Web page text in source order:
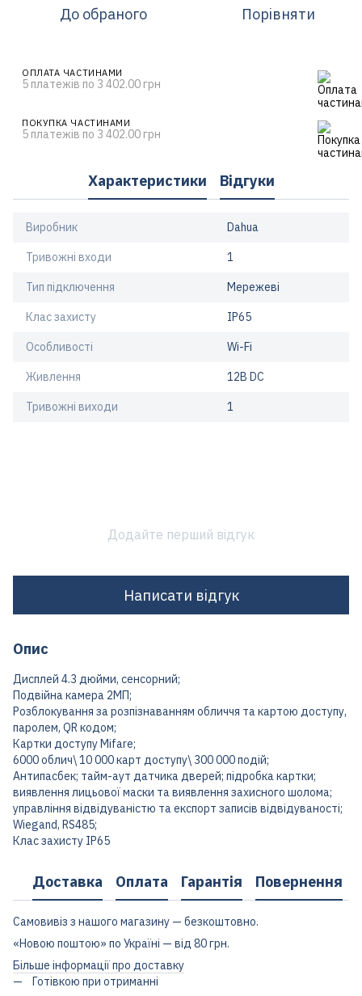
До обраного Порівняти
ОПЛАТА ЧАСТИНАМИ
5 платежів по 3 402.00 грн
ПОКУПКА ЧАСТИНАМИ
5 платежів по 3 402.00 грн
Характеристики Відгуки
Виробник Dahua
Тривожні входи 1
Тип підключення Мережеві
Клас захисту IP65
Особливості Wi-Fi
Живлення 12В DC
Тривожні виходи 1
Додайте перший відгук
Написати відгук
Опис
Дисплей 4.3 дюйми, сенсорний;
Подвійна камера 2МП;
Розблокування за розпізнаванням обличчя та картою доступу,
паролем, QR кодом;
Картки доступу Mifare;
6000 облич\ 10 000 карт доступу\ 300 000 подій;
Антипасбек; тайм-аут датчика дверей; підробка картки;
виявлення лицьової маски та виявлення захисного шолома;
управління відвідуваністю та експорт записів відвідуваності;
Wiegand, RS485;
Клас захисту IP65
Доставка Оплата Гарантія Повернення
Самовивіз з нашого магазину — безкоштовно.
«Новою поштою» по Україні — від 80 грн.
Більше інформації про доставку
Готівкою при отриманні